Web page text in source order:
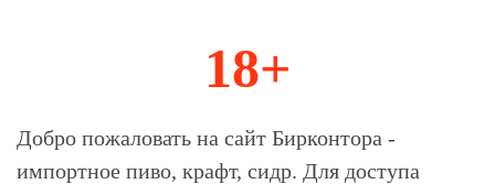
Магазин-Склад импортного пива, крафта и
18+
Добро пожаловать на сайт Бирконтора -
импортное пиво, крафт, сидр. Для доступа